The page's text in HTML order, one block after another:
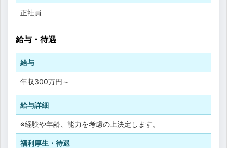
正社員
給与・待遇
給与
年収300万円 ～
給与詳細
※経験や年齢、能力を考慮の上決定します。
福利厚生・待遇